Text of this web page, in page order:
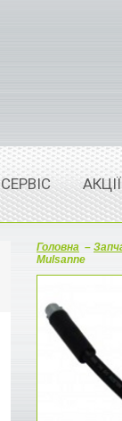
СЕРВІС АКЦІЇ
Головна –
Mulsanne